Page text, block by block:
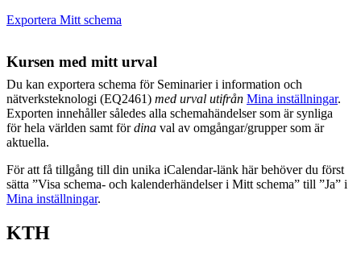
Exportera Mitt schema
Kursen med mitt urval
Du kan exportera schema för Seminarier i information och
nätverksteknologi (EQ2461) med urval utifrån Mina inställningar.
Exporten innehåller således alla schemahändelser som är synliga
för hela världen samt fördina val av omgångar/grupper som är
aktuella.
För att få tillgång till din unika iCalendar-länk här behöver du först
sätta ”Visa schema- och kalenderhändelser i Mitt schema” till ”Ja” i
Mina inställningar.
KTH